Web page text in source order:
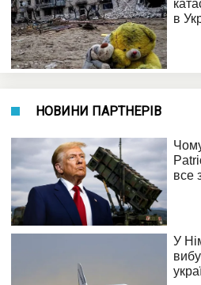
НОВИНИ ПАРТНЕРІВ